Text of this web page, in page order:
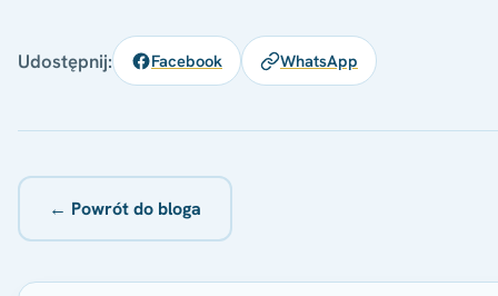
Udostępnij: Facebook WhatsApp
← Powrót do bloga